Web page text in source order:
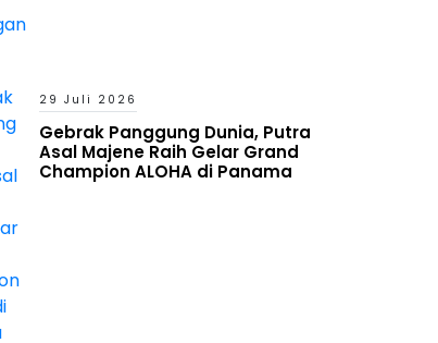
29 Juli 2026
Gebrak Panggung Dunia, Putra
Asal Majene Raih Gelar Grand
Champion ALOHA di Panama